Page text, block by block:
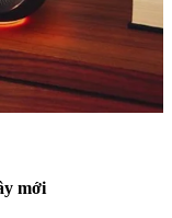
mới